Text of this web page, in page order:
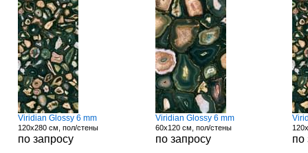
Viridian Glossy 6 mm
120x280 см, пол/стены
по запросу
Viridian Glossy 6 mm
60x120 см, пол/стены
по запросу по